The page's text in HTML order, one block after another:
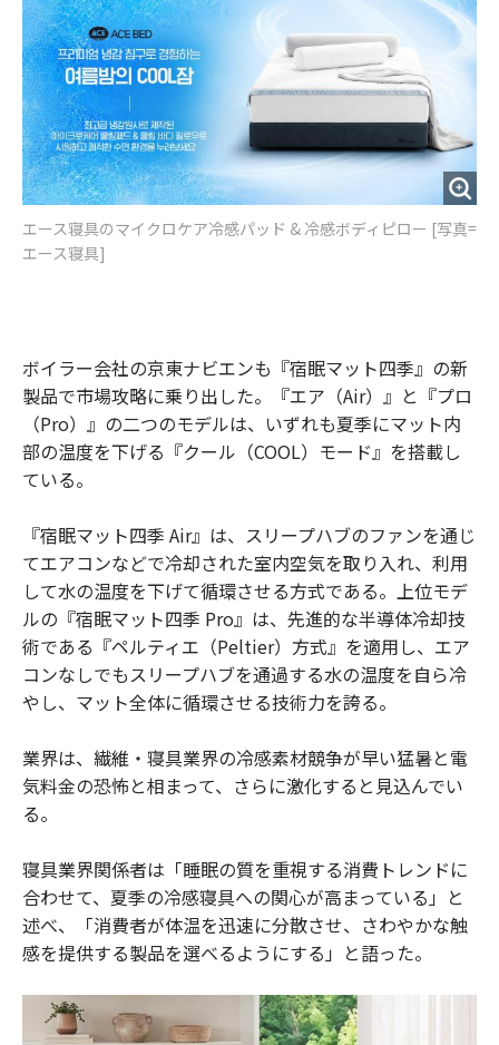
エース寝具のマイクロケア冷感パッド & 冷感ボディピロー [写真=
エース寝具]
ボイラー会社の京東ナビエンも『宿眠マット四季』の新
製品で市場攻略に乗り出した。『エア（Air）』と『プロ
（Pro）』の二つのモデルは、いずれも夏季にマット内
部の温度を下げる『クール（COOL）モード』を搭載し
ている。
『宿眠マット四季 Air』は、スリープハブのファンを通じ
てエアコンなどで冷却された室内空気を取り入れ、利用
して水の温度を下げて循環させる方式である。上位モデ
ルの『宿眠マット四季 Pro』は、先進的な半導体冷却技
術である『ペルティエ（Peltier）方式』を適用し、エア
コンなしでもスリープハブを通過する水の温度を自ら冷
やし、マット全体に循環させる技術力を誇る。
業界は、繊維・寝具業界の冷感素材競争が早い猛暑と電
気料金の恐怖と相まって、さらに激化すると見込んでい
る。
寝具業界関係者は「睡眠の質を重視する消費トレンドに
合わせて、夏季の冷感寝具への関心が高まっている」と
述べ、「消費者が体温を迅速に分散させ、さわやかな触
感を提供する製品を選べるようにする」と語った。